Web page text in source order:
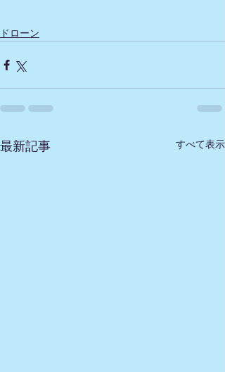
ドローン
最新記事 すべて表示